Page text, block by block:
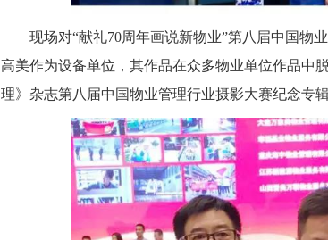
现场对“献礼70周年画说新物业”第八届中国物
高美作为设备单位，其作品在众多物业单位作品中
理》杂志第八届中国物业管理行业摄影大赛纪念专辑